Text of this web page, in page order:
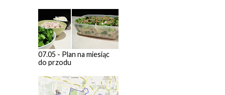
07.05 - Plan na miesiąc
do przodu